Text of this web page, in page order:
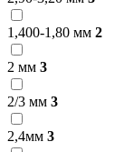
1,400-1,80 мм 2
2 мм 3
2/3 мм 3
2,4мм 3